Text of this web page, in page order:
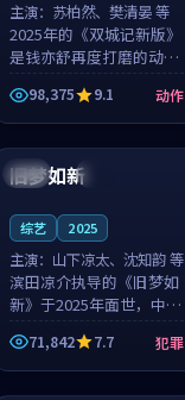
主演： 苏柏然、樊清晏 等
2025年的《双城记新版》
是钱亦舒再度打磨的动作
佳作。中国大陆的取景与
沙漠探险的氛围相互成
就，苏柏然与樊清晏的对
手戏自然克制，让整部影
片在悬念与...
98,375 9.1 动作
中国
99:08
旧梦如新
综艺 2025
主演： 山下凉太、沈知韵 等
滨田凉介执导的《旧梦如
新》于2025年面世，中国
台湾的城市气质与异国相
遇的人物心境共同构筑了
影片基调。山下凉太、沈
知韵用细腻的表演撑起整
71,842 7.7 犯罪
99:24